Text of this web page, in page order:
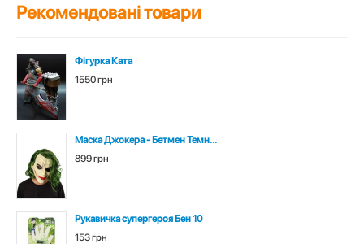
Рекомендовані товари
Фігурка Ката
1550 грн
Маска Джокера - Бетмен Темн...
899 грн
Рукавичка супергероя Бен 10
153 грн